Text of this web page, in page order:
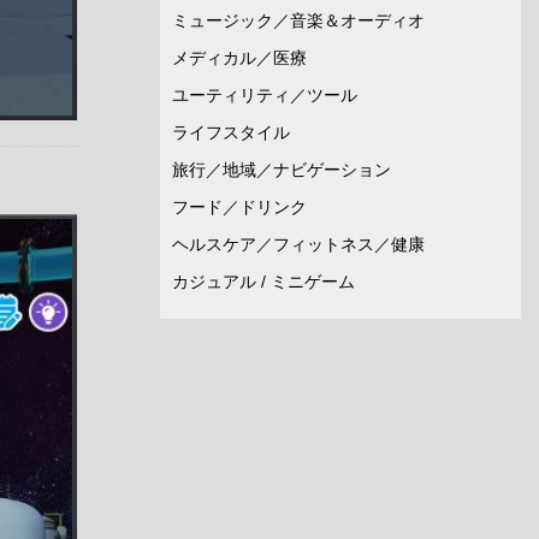
ミュージック／音楽＆オーディオ
メディカル／医療
ユーティリティ／ツール
ライフスタイル
旅行／地域／ナビゲーション
フード／ドリンク
ヘルスケア／フィットネス／健康
カジュアル / ミニゲーム